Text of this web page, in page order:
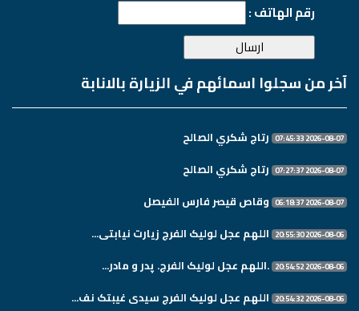
رقم الهاتف :
آخر من سجلوا اسمائهم في الزيارة بالانابة
2026-08-07 07:45:33 رتاج شكري الصالح
2026-08-07 07:27:37 رتاج شكري الصالح
2026-08-07 06:18:37 وقاص قيصر فارس الفيصل
2026-08-06 20:55:30 اللهم عجل لولیک الفرج زیارت نیابتی...
2026-08-06 20:54:52 .اللهم عجل لولیک الفرج. پدر و مادر...
2026-08-06 20:54:32 اللهم عجل لولیک الفرج سیدی غیبتک نف...